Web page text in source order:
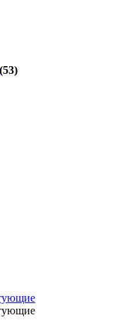
(53)